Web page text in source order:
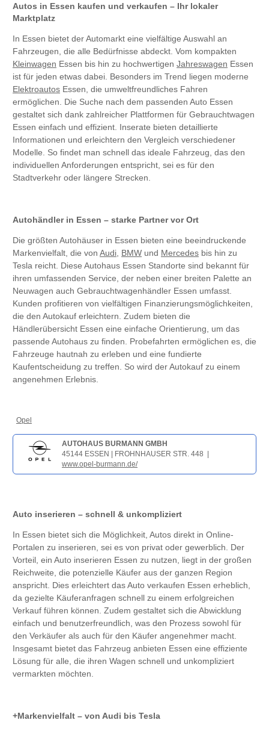
Autos in Essen kaufen und verkaufen – Ihr lokaler
Marktplatz
In Essen bietet der Automarkt eine vielfältige Auswahl an
Fahrzeugen, die alle Bedürfnisse abdeckt. Vom kompakten
Kleinwagen Essen bis hin zu hochwertigen Jahreswagen Essen
ist für jeden etwas dabei. Besonders im Trend liegen moderne
Elektroautos Essen, die umweltfreundliches Fahren
ermöglichen. Die Suche nach dem passenden Auto Essen
gestaltet sich dank zahlreicher Plattformen für Gebrauchtwagen
Essen einfach und effizient. Inserate bieten detaillierte
Informationen und erleichtern den Vergleich verschiedener
Modelle. So findet man schnell das ideale Fahrzeug, das den
individuellen Anforderungen entspricht, sei es für den
Stadtverkehr oder längere Strecken.
Autohändler in Essen – starke Partner vor Ort
Die größten Autohäuser in Essen bieten eine beeindruckende
Markenvielfalt, die von Audi BMW und Mercedes bis hin zu
Tesla reicht. Diese Autohaus Essen Standorte sind bekannt für
ihren umfassenden Service, der neben einer breiten Palette an
Neuwagen auch Gebrauchtwagenhändler Essen umfasst.
Kunden profitieren von vielfältigen Finanzierungsmöglichkeiten,
die den Autokauf erleichtern. Zudem bieten die
Händlerübersicht Essen eine einfache Orientierung, um das
passende Autohaus zu finden. Probefahrten ermöglichen es, die
Fahrzeuge hautnah zu erleben und eine fundierte
Kaufentscheidung zu treffen. So wird der Autokauf zu einem
angenehmen Erlebnis.
Opel
AUTOHAUS BURMANN GMBH
45144 ESSEN | FROHNHAUSER STR. 448 |
www.opel-burmann.de/
Auto inserieren – schnell & unkompliziert
In Essen bietet sich die Möglichkeit, Autos direkt in Online-
Portalen zu inserieren, sei es von privat oder gewerblich. Der
Vorteil, ein Auto inserieren Essen zu nutzen, liegt in der großen
Reichweite, die potenzielle Käufer aus der ganzen Region
anspricht. Dies erleichtert das Auto verkaufen Essen erheblich,
da gezielte Käuferanfragen schnell zu einem erfolgreichen
Verkauf führen können. Zudem gestaltet sich die Abwicklung
einfach und benutzerfreundlich, was den Prozess sowohl für
den Verkäufer als auch für den Käufer angenehmer macht.
Insgesamt bietet das Fahrzeug anbieten Essen eine effiziente
Lösung für alle, die ihren Wagen schnell und unkompliziert
vermarkten möchten.
Markenvielfalt – von Audi bis Tesla